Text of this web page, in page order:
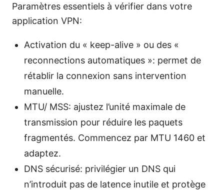
Paramètres essentiels à vérifier dans votre
application VPN:
Activation du « keep-alive » ou des «
reconnections automatiques »: permet de
rétablir la connexion sans intervention
manuelle.
MTU/ MSS: ajustez l’unité maximale de
transmission pour réduire les paquets
fragmentés. Commencez par MTU 1460 et
adaptez.
DNS sécurisé: privilégier un DNS qui
n’introduit pas de latence inutile et protège